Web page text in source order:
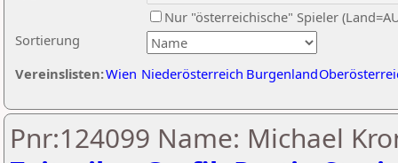
Sortierung
Nur "österreichische" Spieler
Vereinslisten:Wien Niederösterreich Burgenland
Pnr:124099 Name: Michael